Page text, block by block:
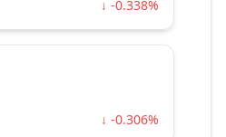
↓ -0.338%
↓ -0.306%